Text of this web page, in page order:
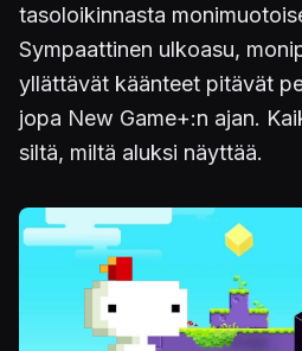
tasoloikinnasta
Sympaattinen ulkoasu,
yllättävät käänteet pitävät
jopa New Game+:n ajan.
siltä, miltä aluksi näyttää.